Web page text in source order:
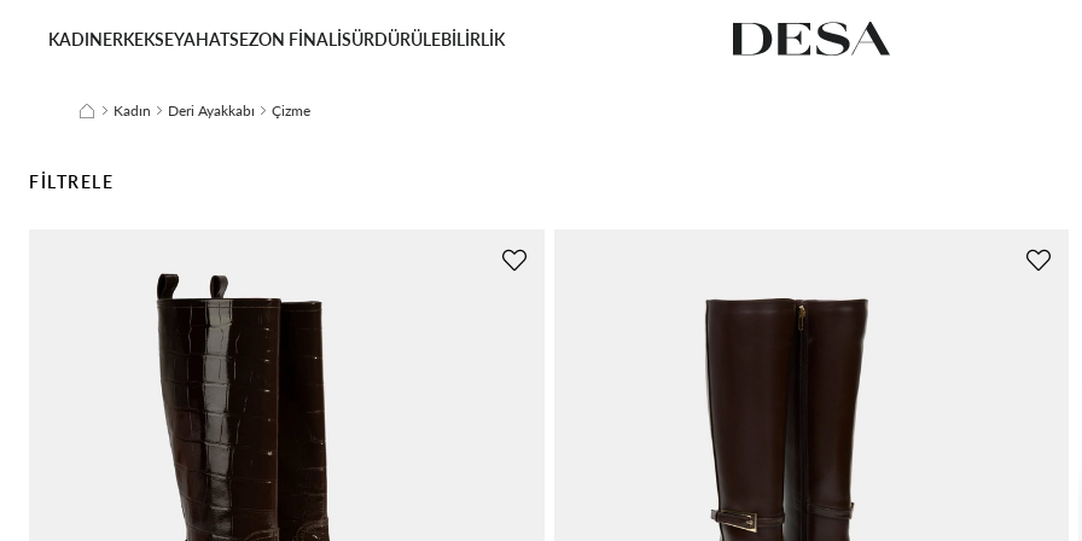
KADINERKEKSEYAHATSEZON FİNALİSÜRDÜRÜLEBİLİRLİK
Kadın Deri Ayakkabı Çizme
FILTRELE